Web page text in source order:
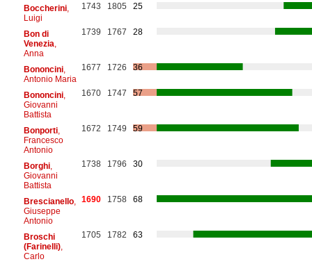
Boccherini,
Luigi
1743 1805 25
Bon di
Venezia
Anna
1739 1767 28
Bononcini,
Antonio Maria
1677 1726 36
Bononcini,
Giovanni
Battista
1670 1747 57
Bonporti,
Francesco
Antonio
1672 1749 59
Borghi,
Giovanni
Battista
1738 1796 30
Brescianello,
Giuseppe
Antonio
1690 1758 68
Broschi
(Farinelli),
Carlo
1705 1782 63